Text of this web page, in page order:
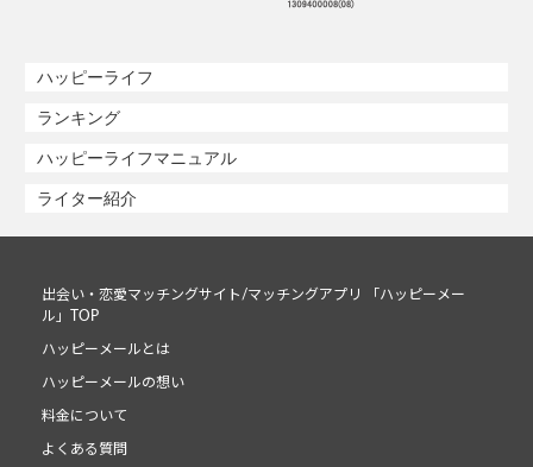
ハッピーライフ
ランキング
ハッピーライフマニュアル
ライター紹介
出会い・恋愛マッチングサイト/マッチングアプリ 「ハッピーメー
ル」TOP
ハッピーメールとは
ハッピーメールの想い
料金について
よくある質問